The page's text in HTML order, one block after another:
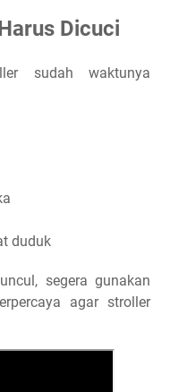
Dicuci
sudah waktunya
duduk
segera gunakan
agar stroller